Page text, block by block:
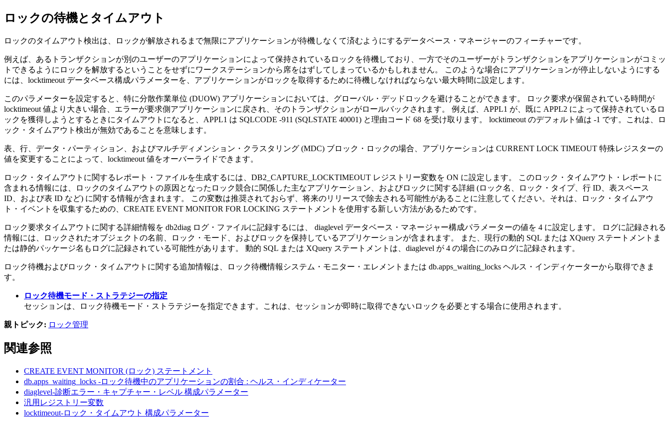
ロックの待機とタイムアウト
ロックのタイムアウト検出は、ロックが解放されるまで無限にアプリケーションが待機しなくて済むようにするデータベース・マネージャーのフィーチャーです。
例えば、あるトランザクションが別のユーザーのアプリケーションによって保持されているロックを待機しており、一方でそのユーザーがトランザクションをアプリケーションがコミッ
トできるようにロックを解放するということをせずにワークステーションから席をはずしてしまっているかもしれません。 このような場合にアプリケーションが停止しないようにする
には、 locktimeout データベース構成パラメーターを、アプリケーションがロックを取得するために待機しなければならない最大時間に設定します。
このパラメーターを設定すると、特に分散作業単位 (DUOW) アプリケーションにおいては、グローバル・デッドロックを避けることができます。 ロック要求が保留されている時間が
locktimeout 値より大きい場合、エラーが要求側アプリケーションに戻され、そのトランザクションがロールバックされます。 例えば、APPL1 が、既に APPL2 によって保持されているロ
ックを獲得しようとするときにタイムアウトになると、APPL1 は SQLCODE -911 (SQLSTATE 40001) と理由コード 68 を受け取ります。 locktimeout のデフォルト値は -1 です。これは、ロ
ック・タイムアウト検出が無効であることを意味します。
表、行、データ・パーティション、およびマルチディメンション・クラスタリング (MDC) ブロック・ロックの場合、アプリケーションは CURRENT LOCK TIMEOUT 特殊レジスターの
値を変更することによって、 locktimeout 値をオーバーライドできます。
ロック・タイムアウトに関するレポート・ファイルを生成するには、 DB2_CAPTURE_LOCKTIMEOUT レジストリー変数を ON に設定します。 このロック・タイムアウト・レポートに
含まれる情報には、ロックのタイムアウトの原因となったロック競合に関係した主なアプリケーション、およびロックに関する詳細 (ロック名、ロック・タイプ、行 ID、表スペース
ID、および表 ID など) に関する情報が含まれます。 この変数は推奨されておらず、将来のリリースで除去される可能性があることに注意してください。それは、ロック・タイムアウ
ト・イベントを収集するための、CREATE EVENT MONITOR FOR LOCKING ステートメントを使用する新しい方法があるためです。
ロック要求タイムアウトに関する詳細情報を db2diag ログ・ファイルに記録するには、 diaglevel データベース・マネージャー構成パラメーターの値を 4 に設定します。 ログに記録される
情報には、ロックされたオブジェクトの名前、ロック・モード、およびロックを保持しているアプリケーションが含まれます。 また、現行の動的 SQL または XQuery ステートメントま
たは静的パッケージ名もログに記録されている可能性があります。 動的 SQL または XQuery ステートメントは、 diaglevel が 4 の場合にのみログに記録されます。
ロック待機およびロック・タイムアウトに関する追加情報は、ロック待機情報システム・モニター・エレメントまたは db.apps_waiting_locks ヘルス・インディケーターから取得できま
す。
ロック待機モード・ストラテジーの指定
セッションは、ロック待機モード・ストラテジーを指定できます。これは、セッションが即時に取得できないロックを必要とする場合に使用されます。
親トピック: ロック管理
関連参照
CREATE EVENT MONITOR (ロック) ステートメント
db.apps_waiting_locks -ロック待機中のアプリケーションの割合 : ヘルス・インディケーター
diaglevel-診断エラー・キャプチャー・レベル 構成パラメーター
汎用レジストリー変数
locktimeout-ロック・タイムアウト 構成パラメーター